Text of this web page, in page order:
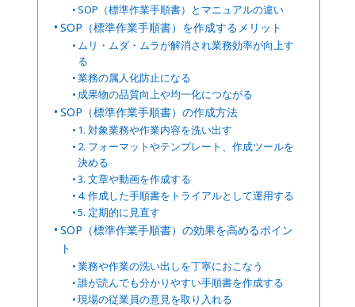
SOP（標準作業手順書）とマニュアルの違い
SOP（標準作業手順書）を作成するメリット
ムリ・ムダ・ムラが解消され業務効率が向上す
る
業務の属人化防止になる
成果物の品質向上や均一化につながる
SOP（標準作業手順書）の作成方法
1. 対象業務や作業内容を洗い出す
2. フォーマットやテンプレート、作成ツールを
決める
3. 文章や動画を作成する
4. 作成した手順書をトライアルとして運用する
5. 定期的に見直す
SOP（標準作業手順書）の効果を高めるポイン
ト
業務や作業の洗い出しを丁寧におこなう
誰が読んでも分かりやすい手順書を作成する
現場の従業員の意見を取り入れる